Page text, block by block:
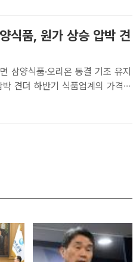
식품, 원가 상승 압박 견
삼양식품·오리온 동결 기조 유지
계의 가격
기조를 유지하고 있다. 1분기